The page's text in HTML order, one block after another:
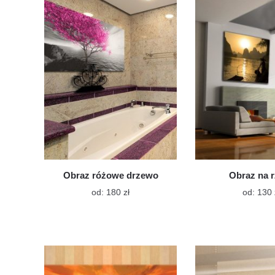
Opcje
można
wybrać
na
stronie
produktu
Obraz różowe drzewo
od: 180 złTen
wariantów.
można
Obraz na
od: 130